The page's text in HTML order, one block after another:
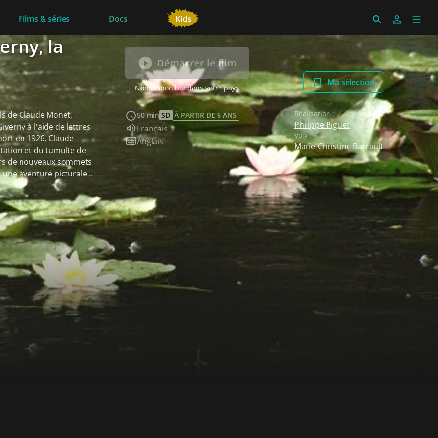
Films & séries Docs
la
Démarrer le film
Non disponible dans votre pays
Ma sélection
de Claude Monet,
à l'aide de lettres
en 1926, Claude
et du tumulte de
de nouveaux sommets
une aventure picturale
comme les granges,
lesquels il travailla
appréciait, où des
50 min SD À PARTIR DE 6 ANS
Audio :
Français
Sous-titres :
Anglais
Réalisation :
Philippe Piguet
Voix :
Marie-Christine Barrault